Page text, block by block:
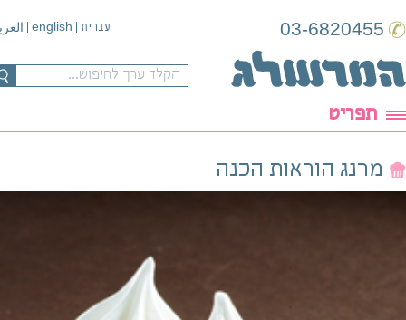
עברית|
english
|العربية 03-6820455
תפריט
מרנג הוראות הכנה